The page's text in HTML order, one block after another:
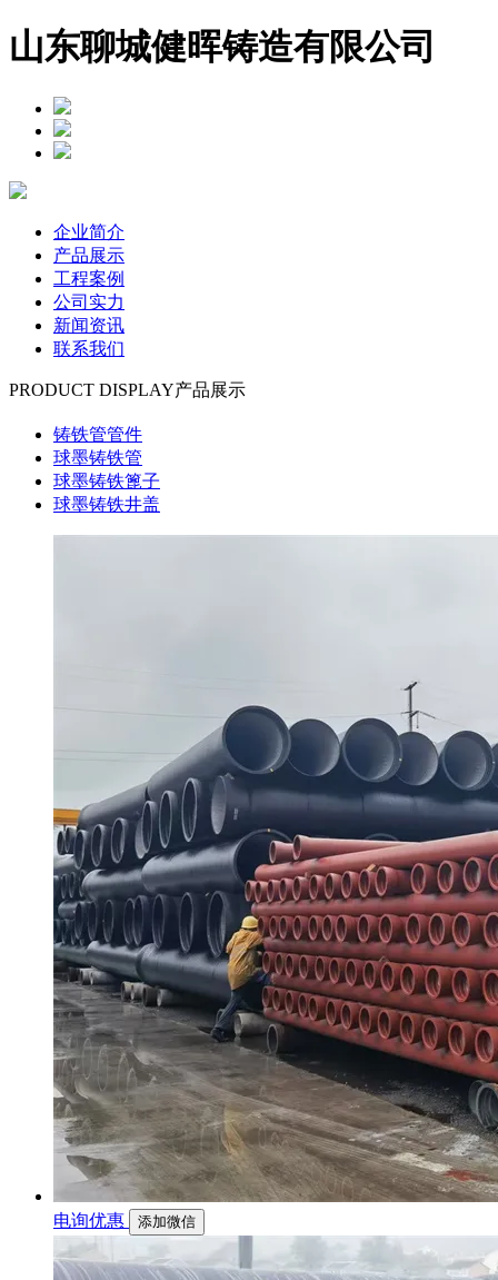
山东聊城健晖铸造有限公司
企业简介
产品展示
工程案例
公司实力
新闻资讯
联系我们
PRODUCT DISPLAY产品展示
铸铁管管件
球墨铸铁管
球墨铸铁篦子
球墨铸铁井盖
电询优惠 添加微信